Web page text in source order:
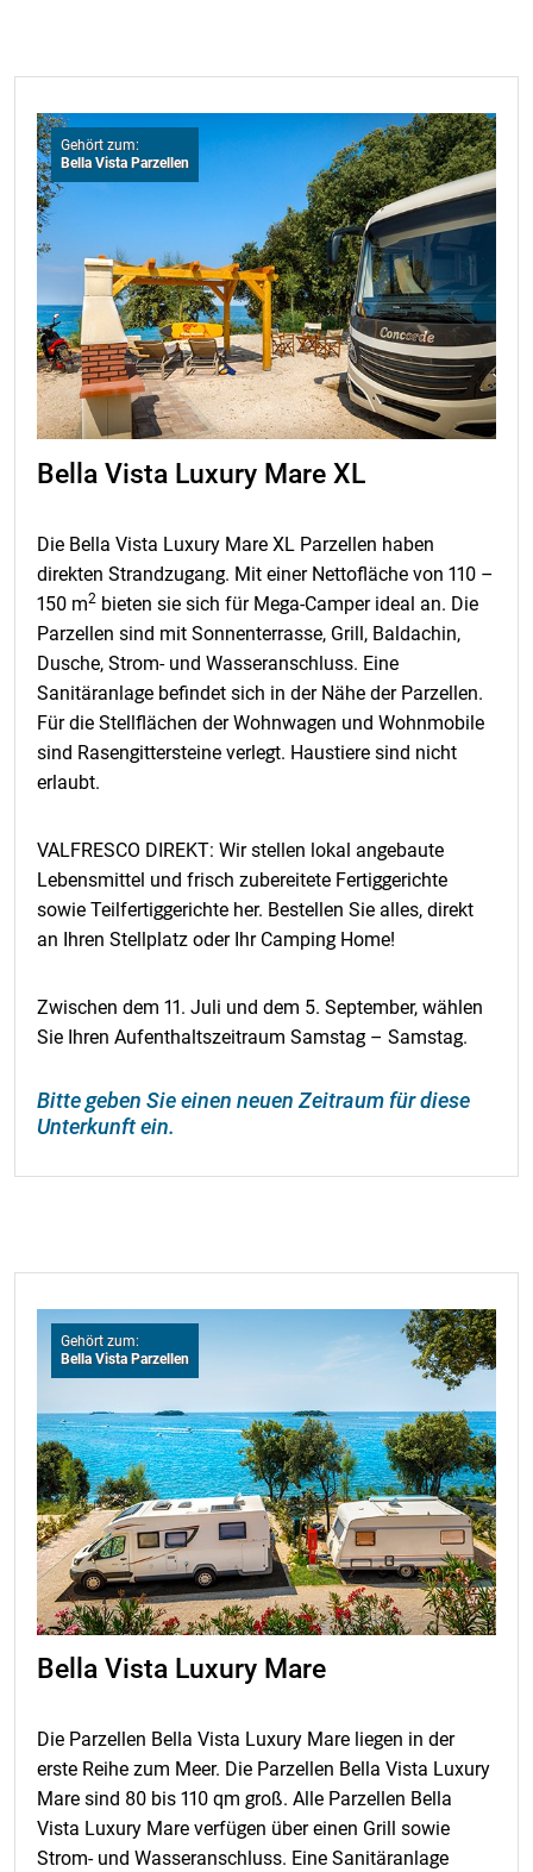
Gehört zum:
Bella Vista Parzellen
Bella Vista Luxury Mare XL
Die Bella Vista Luxury Mare XL Parzellen haben
direkten Strandzugang. Mit einer Nettofläche von 110 –
150 m2 bieten sie sich für Mega-Camper ideal an. Die
Parzellen sind mit Sonnenterrasse, Grill, Baldachin,
Dusche, Strom- und Wasseranschluss. Eine
Sanitäranlage befindet sich in der Nähe der Parzellen.
Für die Stellflächen der Wohnwagen und Wohnmobile
sind Rasengittersteine verlegt. Haustiere sind nicht
erlaubt.
VALFRESCO DIREKT: Wir stellen lokal angebaute
Lebensmittel und frisch zubereitete Fertiggerichte
sowie Teilfertiggerichte her. Bestellen Sie alles, direkt
an Ihren Stellplatz oder Ihr Camping Home!
Zwischen dem 11. Juli und dem 5. September, wählen
Sie Ihren Aufenthaltszeitraum Samstag – Samstag.
Bitte geben Sie einen neuen Zeitraum für diese
Unterkunft ein.
Gehört zum:
Bella Vista Parzellen
Bella Vista Luxury Mare
Die Parzellen Bella Vista Luxury Mare liegen in der
erste Reihe zum Meer. Die Parzellen Bella Vista Luxury
Mare sind 80 bis 110 qm groß. Alle Parzellen Bella
Vista Luxury Mare verfügen über einen Grill sowie
Strom- und Wasseranschluss. Eine Sanitäranlage